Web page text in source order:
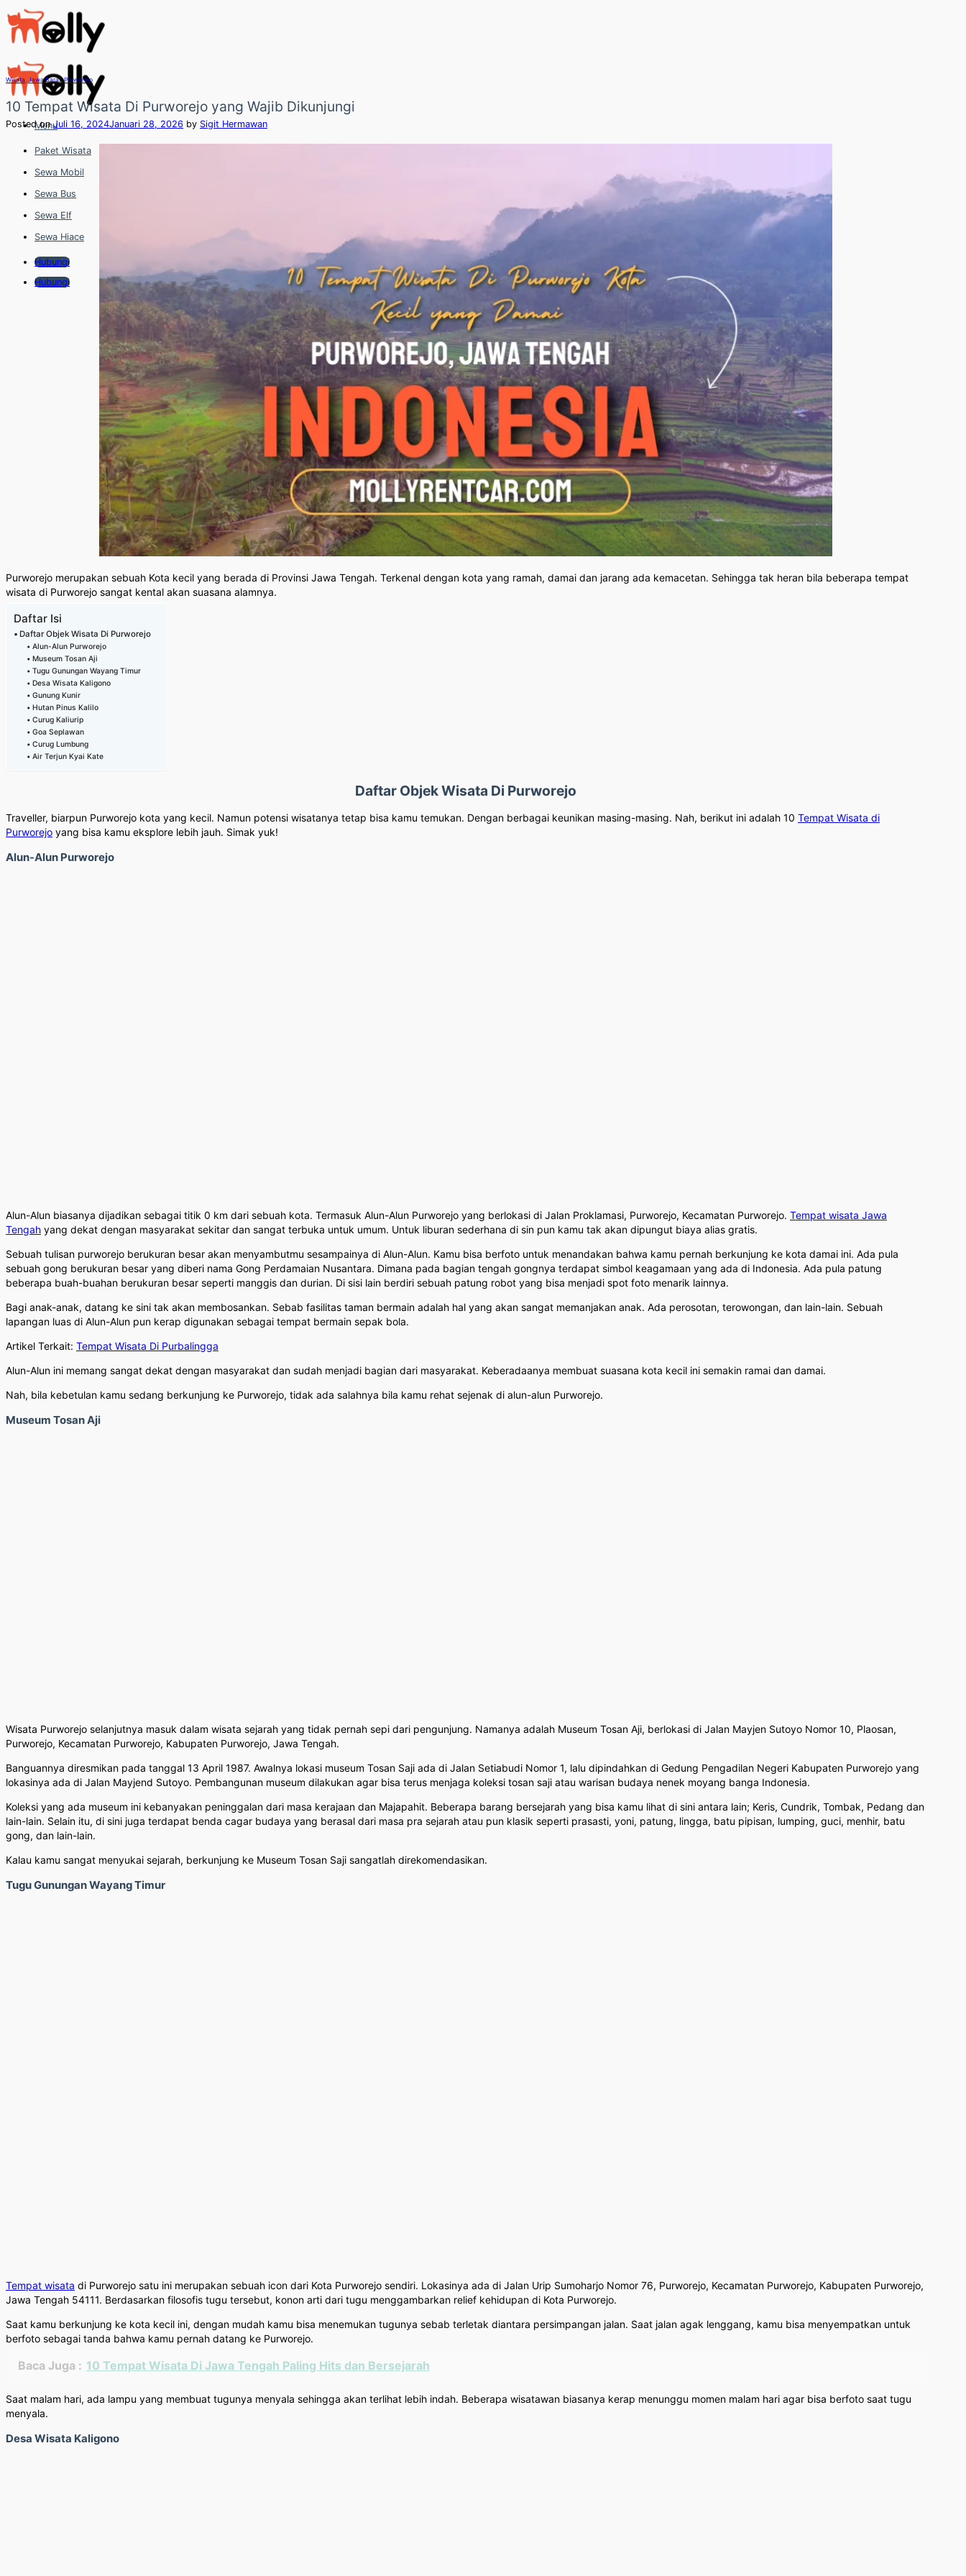
Skip
to
content
Menu
Paket Wisata
Sewa Mobil
Sewa Bus
Sewa Elf
Sewa Hiace
Hubungi
Hubungi
Wisata Jawa Barat,Purworejo
10 Tempat Wisata Di Purworejo yang Wajib Dikunjungi
Posted onJuli 16, 2024Januari 28, 2026 by Sigit Hermawan
Purworejo merupakan sebuah Kota kecil yang berada di Provinsi Jawa Tengah. Terkenal dengan kota yang ramah, damai dan jarang ada kemacetan. Sehingga tak heran bila beberapa tempat
wisata di Purworejo sangat kental akan suasana alamnya.
Daftar Isi
Daftar Objek Wisata Di Purworejo
Alun-Alun Purworejo
Museum Tosan Aji
Tugu Gunungan Wayang Timur
Desa Wisata Kaligono
Gunung Kunir
Hutan Pinus Kalilo
Curug Kaliurip
Goa Seplawan
Curug Lumbung
Air Terjun Kyai Kate
Daftar Objek Wisata Di Purworejo
Traveller, biarpun Purworejo kota yang kecil. Namun potensi wisatanya tetap bisa kamu temukan. Dengan berbagai keunikan masing-masing. Nah, berikut ini adalah 10 Tempat Wisata di
Purworejo yang bisa kamu eksplore lebih jauh. Simak yuk!
Alun-Alun Purworejo
Alun-Alun biasanya dijadikan sebagai titik 0 km dari sebuah kota. Termasuk Alun-Alun Purworejo yang berlokasi di Jalan Proklamasi, Purworejo, Kecamatan Purworejo. Tempat wisata Jawa
Tengah yang dekat dengan masyarakat sekitar dan sangat terbuka untuk umum. Untuk liburan sederhana di sin pun kamu tak akan dipungut biaya alias gratis.
Sebuah tulisan purworejo berukuran besar akan menyambutmu sesampainya di Alun-Alun. Kamu bisa berfoto untuk menandakan bahwa kamu pernah berkunjung ke kota damai ini. Ada pula
sebuah gong berukuran besar yang diberi nama Gong Perdamaian Nusantara. Dimana pada bagian tengah gongnya terdapat simbol keagamaan yang ada di Indonesia. Ada pula patung
beberapa buah-buahan berukuran besar seperti manggis dan durian. Di sisi lain berdiri sebuah patung robot yang bisa menjadi spot foto menarik lainnya.
Bagi anak-anak, datang ke sini tak akan membosankan. Sebab fasilitas taman bermain adalah hal yang akan sangat memanjakan anak. Ada perosotan, terowongan, dan lain-lain. Sebuah
lapangan luas di Alun-Alun pun kerap digunakan sebagai tempat bermain sepak bola.
Artikel Terkait: Tempat Wisata Di Purbalingga
Alun-Alun ini memang sangat dekat dengan masyarakat dan sudah menjadi bagian dari masyarakat. Keberadaanya membuat suasana kota kecil ini semakin ramai dan damai.
Nah, bila kebetulan kamu sedang berkunjung ke Purworejo, tidak ada salahnya bila kamu rehat sejenak di alun-alun Purworejo.
Museum Tosan Aji
Wisata Purworejo selanjutnya masuk dalam wisata sejarah yang tidak pernah sepi dari pengunjung. Namanya adalah Museum Tosan Aji, berlokasi di Jalan Mayjen Sutoyo Nomor 10, Plaosan,
Purworejo, Kecamatan Purworejo, Kabupaten Purworejo, Jawa Tengah.
Banguannya diresmikan pada tanggal 13 April 1987. Awalnya lokasi museum Tosan Saji ada di Jalan Setiabudi Nomor 1, lalu dipindahkan di Gedung Pengadilan Negeri Kabupaten Purworejo yang
lokasinya ada di Jalan Mayjend Sutoyo. Pembangunan museum dilakukan agar bisa terus menjaga koleksi tosan saji atau warisan budaya nenek moyang banga Indonesia.
Koleksi yang ada museum ini kebanyakan peninggalan dari masa kerajaan dan Majapahit. Beberapa barang bersejarah yang bisa kamu lihat di sini antara lain; Keris, Cundrik, Tombak, Pedang dan
lain-lain. Selain itu, di sini juga terdapat benda cagar budaya yang berasal dari masa pra sejarah atau pun klasik seperti prasasti, yoni, patung, lingga, batu pipisan, lumping, guci, menhir, batu
gong, dan lain-lain.
Kalau kamu sangat menyukai sejarah, berkunjung ke Museum Tosan Saji sangatlah direkomendasikan.
Tugu Gunungan Wayang Timur
Tempat wisata di Purworejo satu ini merupakan sebuah icon dari Kota Purworejo sendiri. Lokasinya ada di Jalan Urip Sumoharjo Nomor 76, Purworejo, Kecamatan Purworejo, Kabupaten Purworejo,
Jawa Tengah 54111. Berdasarkan filosofis tugu tersebut, konon arti dari tugu menggambarkan relief kehidupan di Kota Purworejo.
Saat kamu berkunjung ke kota kecil ini, dengan mudah kamu bisa menemukan tugunya sebab terletak diantara persimpangan jalan. Saat jalan agak lenggang, kamu bisa menyempatkan untuk
berfoto sebagai tanda bahwa kamu pernah datang ke Purworejo.
Baca Juga : 10 Tempat Wisata Di Jawa Tengah Paling Hits dan Bersejarah
Saat malam hari, ada lampu yang membuat tugunya menyala sehingga akan terlihat lebih indah. Beberapa wisatawan biasanya kerap menunggu momen malam hari agar bisa berfoto saat tugu
menyala.
Desa Wisata Kaligono